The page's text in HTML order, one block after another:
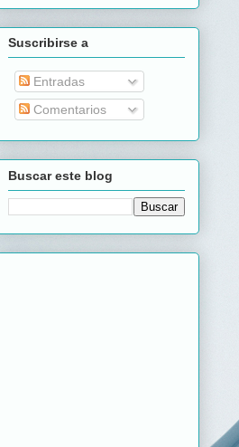
Suscribirse a
Entradas
Comentarios
Buscar este blog